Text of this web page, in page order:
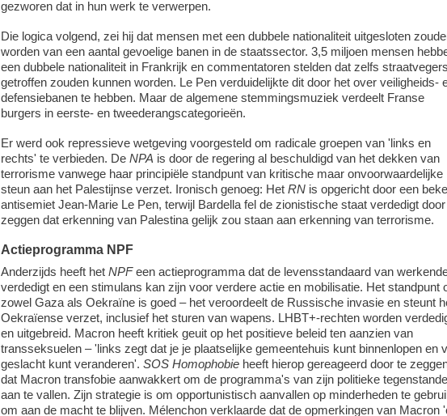
gezworen dat in hun werk te verwerpen.
Die logica volgend, zei hij dat mensen met een dubbele nationaliteit uitgesloten
worden van een aantal gevoelige banen in de staatssector. 3,5 miljoen mensen
een dubbele nationaliteit in Frankrijk en commentatoren stelden dat zelfs straatvegers
getroffen zouden kunnen worden. Le Pen verduidelijkte dit door het over veiligheids-
defensiebanen te hebben. Maar de algemene stemmingsmuziek verdeelt Franse
burgers in eerste- en tweederangscategorieën.
Er werd ook repressieve wetgeving voorgesteld om radicale groepen van 'links en
rechts' te verbieden. De NPA is door de regering al beschuldigd van het dekken van
terrorisme vanwege haar principiële standpunt van kritische maar onvoorwaardelijke
steun aan het Palestijnse verzet. Ironisch genoeg: Het RN is opgericht door een
antisemiet Jean-Marie Le Pen, terwijl Bardella fel de zionistische staat verdedigt
zeggen dat erkenning van Palestina gelijk zou staan aan erkenning van terrorisme.
Actieprogramma NPF
Anderzijds heeft het NPFeen actieprogramma dat de levensstandaard van
verdedigt en een stimulans kan zijn voor verdere actie en mobilisatie. Het standpunt
zowel Gaza als Oekraïne is goed – het veroordeelt de Russische invasie en steunt
Oekraïense verzet, inclusief het sturen van wapens. LHBT+-rechten worden
en uitgebreid. Macron heeft kritiek geuit op het positieve beleid ten aanzien van
transseksuelen – 'links zegt dat je je plaatselijke gemeentehuis kunt binnenlopen en
geslacht kunt veranderen'. SOS Homophobieheeft hierop gereageerd door te
dat Macron transfobie aanwakkert om de programma's van zijn politieke
aan te vallen. Zijn strategie is om opportunistisch aanvallen op minderheden te
om aan de macht te blijven. Mélenchon verklaarde dat de opmerkingen van Macron